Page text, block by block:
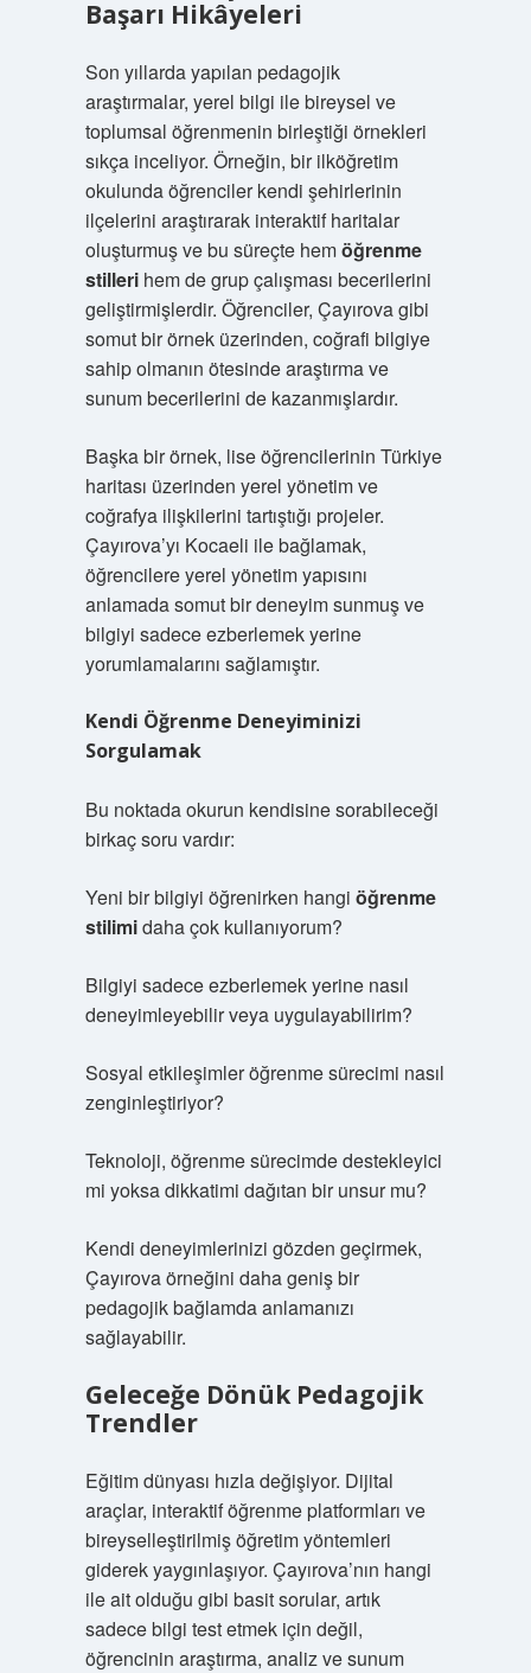
Başarı Hikâyeleri
Son yıllarda yapılan pedagojik
araştırmalar, yerel bilgi ile bireysel ve
toplumsal öğrenmenin birleştiği örnekleri
sıkça inceliyor. Örneğin, bir ilköğretim
okulunda öğrenciler kendi şehirlerinin
ilçelerini araştırarak interaktif haritalar
oluşturmuş ve bu süreçte hemöğrenme
stillerihem de grup çalışması becerilerini
geliştirmişlerdir. Öğrenciler, Çayırova gibi
somut bir örnek üzerinden, coğrafi bilgiye
sahip olmanın ötesinde araştırma ve
sunum becerilerini de kazanmışlardır.
Başka bir örnek, lise öğrencilerinin Türkiye
haritası üzerinden yerel yönetim ve
coğrafya ilişkilerini tartıştığı projeler.
Çayırova’yı Kocaeli ile bağlamak,
öğrencilere yerel yönetim yapısını
anlamada somut bir deneyim sunmuş ve
bilgiyi sadece ezberlemek yerine
yorumlamalarını sağlamıştır.
Kendi Öğrenme Deneyiminizi
Sorgulamak
Bu noktada okurun kendisine sorabileceği
birkaç soru vardır:
Yeni bir bilgiyi öğrenirken hangi öğrenme
stilimidaha çok kullanıyorum?
Bilgiyi sadece ezberlemek yerine nasıl
deneyimleyebilir veya uygulayabilirim?
Sosyal etkileşimler öğrenme sürecimi nasıl
zenginleştiriyor?
Teknoloji, öğrenme sürecimde destekleyici
mi yoksa dikkatimi dağıtan bir unsur mu?
Kendi deneyimlerinizi gözden geçirmek,
Çayırova örneğini daha geniş bir
pedagojik bağlamda anlamanızı
sağlayabilir.
Geleceğe Dönük Pedagojik
Trendler
Eğitim dünyası hızla değişiyor. Dijital
araçlar, interaktif öğrenme platformları ve
bireyselleştirilmiş öğretim yöntemleri
giderek yaygınlaşıyor. Çayırova’nın hangi
ile ait olduğu gibi basit sorular, artık
sadece bilgi test etmek için değil,
öğrencinin araştırma, analiz ve sunum